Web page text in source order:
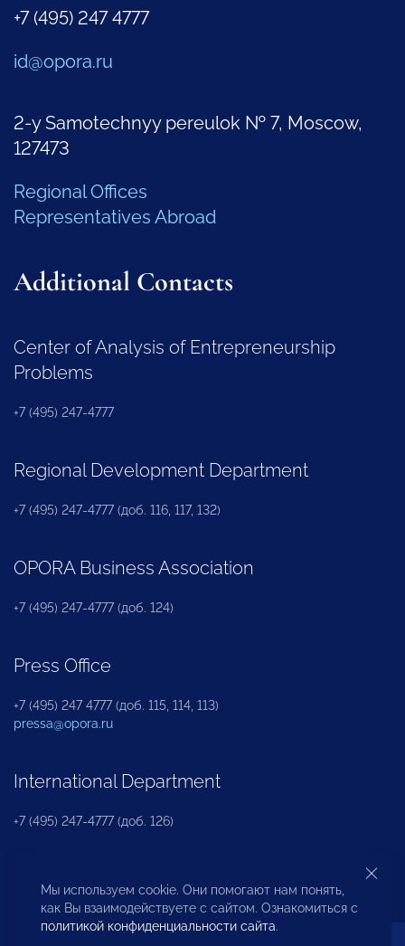
+7 (495) 247 4777
id@opora.ru
2-y Samotechnyy pereulok № 7, Moscow,
127473
Regional Offices
Representatives Abroad
Additional Contacts
Center of Analysis of Entrepreneurship
Problems
+7 (495) 247-4777
Regional Development Department
+7 (495) 247-4777 (доб. 116, 117, 132)
OPORA Business Association
+7 (495) 247-4777 (доб. 124)
Press Office
+7 (495) 247 4777 (доб. 115, 114, 113)
pressa@opora.ru
International Department
+7 (495) 247-4777 (доб. 126)
Business and Investment Rights Protection
Department
Мы используем cookie. Они помогают нам понять,
как Вы взаимодействуете с сайтом. Ознакомиться с
политикой конфиденциальности сайта.